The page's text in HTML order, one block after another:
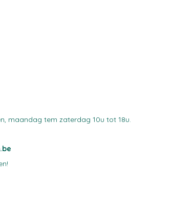
maandag tem zaterdag 10u tot 18u.